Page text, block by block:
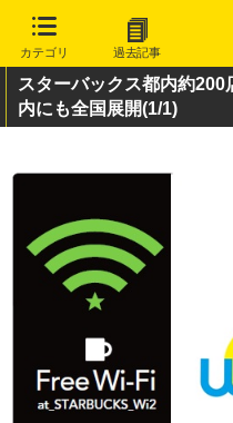
カテゴリ 過去記事
スターバックス都内約
内にも全国展開(1/1)